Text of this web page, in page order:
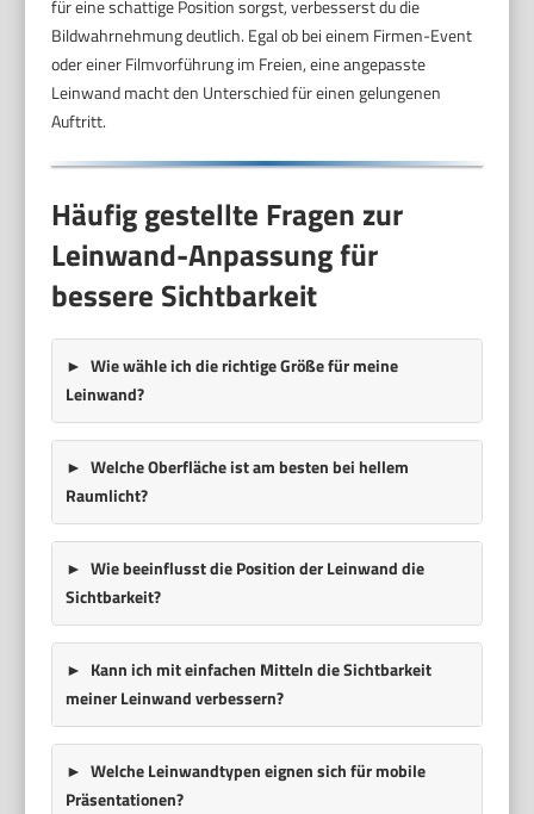
für eine schattige Position sorgst, verbesserst du die
Bildwahrnehmung deutlich. Egal ob bei einem Firmen-Event
oder einer Filmvorführung im Freien, eine angepasste
Leinwand macht den Unterschied für einen gelungenen
Auftritt.
Häufig gestellte Fragen zur
Leinwand-Anpassung für
bessere Sichtbarkeit
Wie wähle ich die richtige Größe für meine
Leinwand?
Welche Oberfläche ist am besten bei hellem
Raumlicht?
Wie beeinflusst die Position der Leinwand die
Sichtbarkeit?
Kann ich mit einfachen Mitteln die Sichtbarkeit
meiner Leinwand verbessern?
Welche Leinwandtypen eignen sich für mobile
Präsentationen?